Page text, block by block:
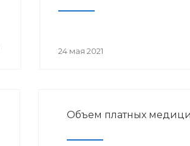
24 мая 2021
Объем платных